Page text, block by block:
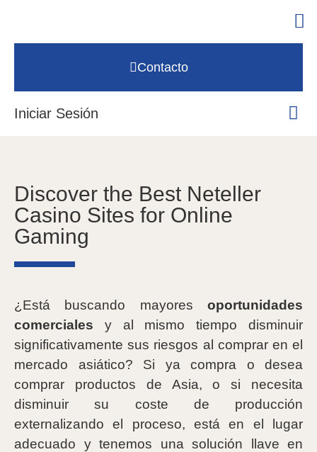
Contacto
Iniciar Sesión
Discover the Best Neteller
Casino Sites for Online
Gaming
¿Está buscando mayores oportunidades
comerciales y al mismo tiempo disminuir
significativamente sus riesgos al comprar en el
mercado asiático? Si ya compra o desea
comprar productos de Asia, o si necesita
disminuir su coste de producción
externalizando el proceso, está en el lugar
adecuado y tenemos una solución llave en